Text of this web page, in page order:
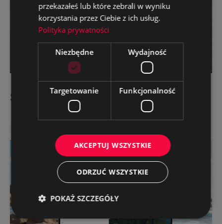
Stalkone – steel industry
przekazałeś lub które zebrali w wyniku
korzystania przez Ciebie z ich usług.
Polityka prywatności
Niezbędne Wydajność
Targetowanie Funkcjonalność
AKCEPTUJ WSZYSTKIE
ODRZUĆ WSZYSTKIE
POKAŻ SZCZEGÓŁY